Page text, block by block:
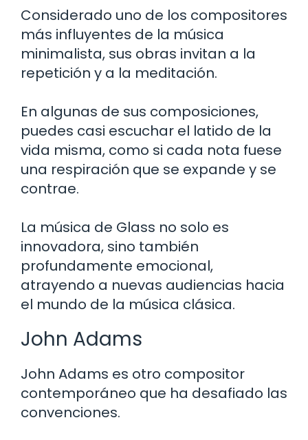
Considerado uno de los compositores
más influyentes de la música
minimalista, sus obras invitan a la
repetición y a la meditación.
En algunas de sus composiciones,
puedes casi escuchar el latido de la
vida misma, como si cada nota fuese
una respiración que se expande y se
contrae.
La música de Glass no solo es
innovadora, sino también
profundamente emocional,
atrayendo a nuevas audiencias hacia
el mundo de la música clásica.
John Adams
John Adams es otro compositor
contemporáneo que ha desafiado las
convenciones.